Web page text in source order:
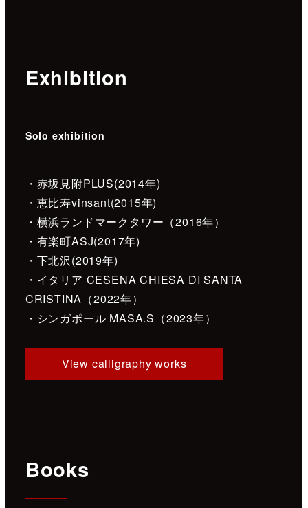
Exhibition
Solo exhibition
・赤坂見附PLUS(2014年)
・恵比寿vinsant(2015年)
・横浜ランドマークタワー（2016年）
・有楽町ASJ(2017年)
・下北沢(2019年)
・イタリア CESENA CHIESA DI SANTA
CRISTINA（2022年）
・シンガポール MASA.S（2023年）
View calligraphy works
Books